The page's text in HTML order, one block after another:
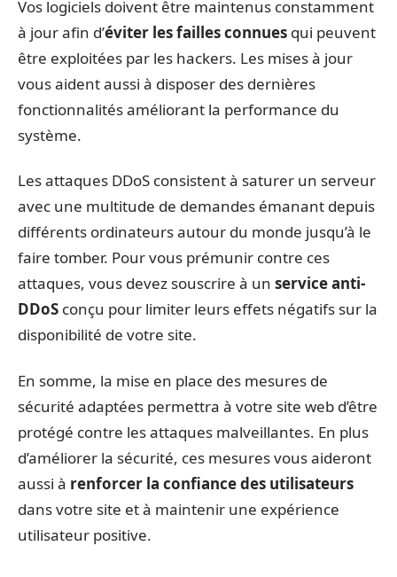
Vos logiciels doivent être maintenus constamment
à jour afin d’éviter les failles connues qui peuvent
être exploitées par les hackers. Les mises à jour
vous aident aussi à disposer des dernières
fonctionnalités améliorant la performance du
système.
Les attaques DDoS consistent à saturer un serveur
avec une multitude de demandes émanant depuis
différents ordinateurs autour du monde jusqu’à le
faire tomber. Pour vous prémunir contre ces
attaques, vous devez souscrire à un service anti-
DDoS conçu pour limiter leurs effets négatifs sur la
disponibilité de votre site.
En somme, la mise en place des mesures de
sécurité adaptées permettra à votre site web d’être
protégé contre les attaques malveillantes. En plus
d’améliorer la sécurité, ces mesures vous aideront
aussi à renforcer la confiance des utilisateurs
dans votre site et à maintenir une expérience
utilisateur positive.